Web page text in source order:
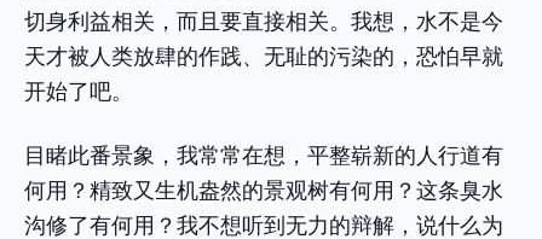
切身利益相关，而且要直接相关。我想，水不是今
天才被人类放肆的作践、无耻的污染的，恐怕早就
开始了吧。
目睹此番景象，我常常在想，平整崭新的人行道有
何用？精致又生机盎然的景观树有何用？这条臭水
沟修了有何用？我不想听到无力的辩解，说什么为